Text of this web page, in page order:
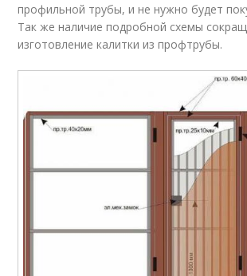
профильной трубы, и не нужно будет
Так же наличие подробной схемы
изготовление калитки из профтрубы.